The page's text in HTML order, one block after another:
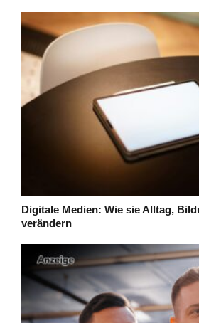
Digitale Medien: Wie sie Alltag,
verändern